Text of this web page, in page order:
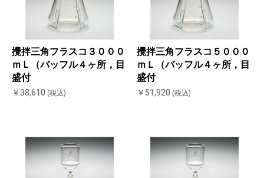
攪拌三角フラスコ３０００
ｍＬ（バッフル４ヶ所，目
盛付
￥38,610 (税込)
攪拌三角フラスコ５０００
ｍＬ（バッフル４ヶ所，目
盛付
￥51,920 (税込)
お買い物を続ける カートへ進む